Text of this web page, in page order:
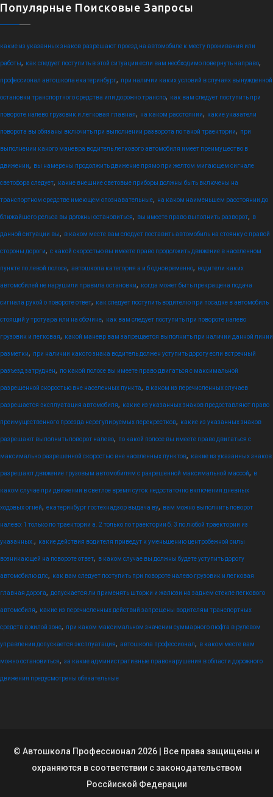
Популярные Поисковые Запросы
какие из указанных знаков разрешают проезд на автомобиле к месту проживания или
работы, как следует поступить в этой ситуации если вам необходимо повернуть направо,
профессионал автошкола екатеринбург, при наличии каких условий в случаях вынужденной
остановки транспортного средства или дорожно транспо, как вам следует поступить при
повороте налево грузовик и легковая главная, на каком расстоянии, какие указатели
поворота вы обязаны включить при выполнении разворота по такой траектории, при
выполнении какого маневра водитель легкового автомобиля имеет преимущество в
движении, вы намерены продолжить движение прямо при желтом мигающем сигнале
светофора следует, какие внешние световые приборы должны быть включены на
транспортном средстве имеющем опознавательные, на каком наименьшем расстоянии до
ближайшего рельса вы должны остановиться, вы имеете право выполнить разворот, в
данной ситуации вы, в каком месте вам следует поставить автомобиль на стоянку с правой
стороны дороги, с какой скоростью вы имеете право продолжить движение в населенном
пункте по левой полосе, автошкола категория а и б одновременно, водители каких
автомобилей не нарушили правила остановки, когда может быть прекращена подача
сигнала рукой о повороте ответ, как следует поступить водителю при посадке в автомобиль
стоящий у тротуара или на обочине, как вам следует поступить при повороте налево
грузовик и легковая, какой маневр вам запрещается выполнить при наличии данной линии
разметки, при наличии какого знака водитель должен уступить дорогу если встречный
разъезд затруднен, по какой полосе вы имеете право двигаться с максимальной
разрешенной скоростью вне населенных пункта, в каком из перечисленных случаев
разрешается эксплуатация автомобиля, какие из указанных знаков предоставляют право
преимущественного проезда нерегулируемых перекрестков, какие из указанных знаков
разрешают выполнить поворот налево, по какой полосе вы имеете право двигаться с
максимально разрешенной скоростью вне населенных пунктов, какие из указанных знаков
разрешают движение грузовым автомобилям с разрешенной максимальной массой, в
каком случае при движении в светлое время суток недостаточно включения дневных
ходовых огней, екатеринбург гостехнадзор выдача ву, вам можно выполнить поворот
налево: 1 только по траектории а. 2 только по траектории б. 3 по любой траектории из
указанных. , какие действия водителя приведут к уменьшению центробежной силы
возникающей на повороте ответ, в каком случае вы должны будете уступить дорогу
автомобилю дпс, как вам следует поступить при повороте налево грузовик и легковая
главная дорога, допускается ли применять шторки и жалюзи на заднем стекле легкового
автомобиля, какие из перечисленных действий запрещены водителям транспортных
средств в жилой зоне, при каком максимальном значении суммарного люфта в рулевом
управлении допускается эксплуатация, автошкола профессионал, в каком месте вам
можно остановиться, за какие административные правонарушения в области дорожного
движения предусмотрены обязательные
© Автошкола Профессионал 2026 | Все права защищены и
охраняются в соответствии с законодательством
Россйиской Федерации